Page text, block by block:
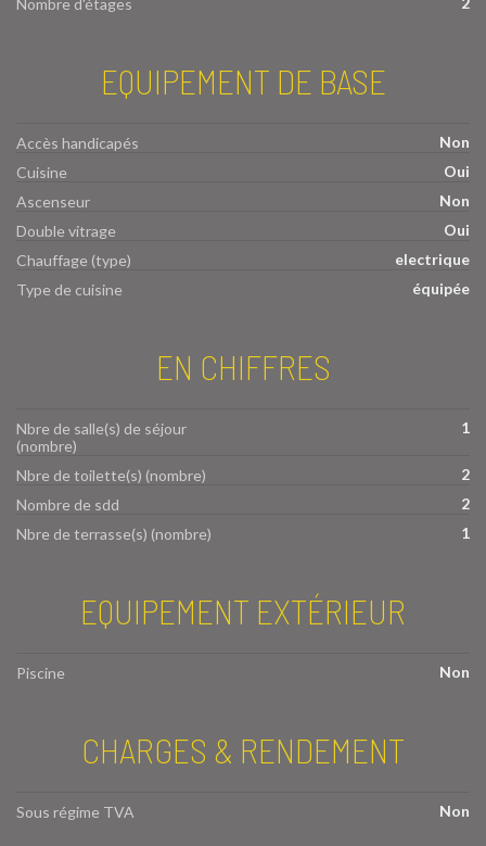
Nombre d'étages
EQUIPEMENT DE BASE
Accès handicapés
Non
Cuisine
Oui
Ascenseur
Non
Double vitrage
Oui
Chauffage (type)
electrique
Type de cuisine
équipée
EN CHIFFRES
Nbre de salle(s) de séjour
(nombre)
1
Nbre de toilette(s) (nombre)
2
Nombre de sdd
2
Nbre de terrasse(s) (nombre)
1
EQUIPEMENT EXTÉRIEUR
Piscine Non
CHARGES & RENDEMENT
Sous régime TVA Non